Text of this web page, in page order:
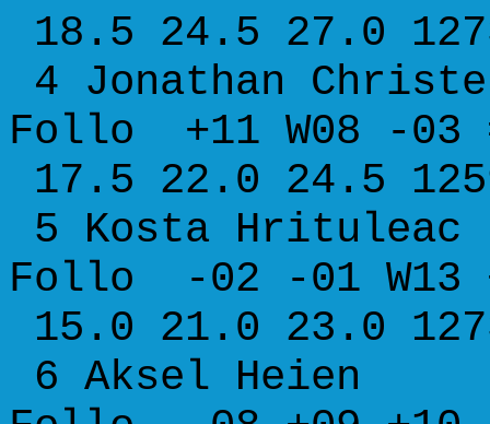
18.5 24.5 27.0
4 Jonathan
Follo +11 W08 -
17.5 22.0 24.5
5 Kosta
Follo -02 -01
15.0 21.0 23.0
6 Aksel